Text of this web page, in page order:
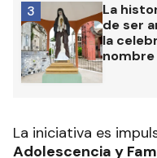
La
de ser
la
nombre
3
La iniciativa es
Adolescencia y